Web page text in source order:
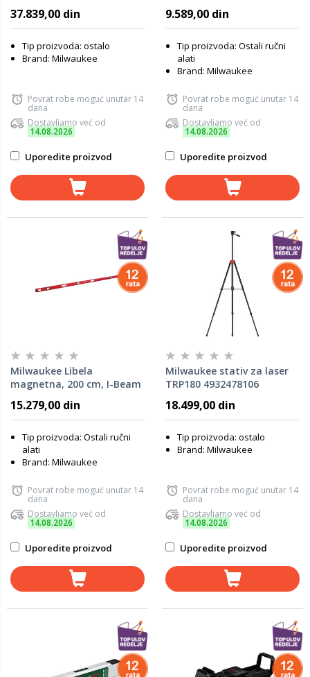
37.839,00 din
Tip proizvoda: ostalo
Brand: Milwaukee
Povrat robe moguć unutar 14
dana
Dostavljamo već od
14.08.2026
Uporedite proizvod
9.589,00 din
Tip proizvoda: Ostali ručni
alati
Brand: Milwaukee
Povrat robe moguć unutar 14
dana
Dostavljamo već od
14.08.2026
Uporedite proizvod
Milwaukee Libela
magnetna, 200 cm, I-Beam
15.279,00 din
Tip proizvoda: Ostali ručni
alati
Brand: Milwaukee
Povrat robe moguć unutar 14
dana
Dostavljamo već od
14.08.2026
Uporedite proizvod
Milwaukee stativ za laser
TRP180 4932478106
18.499,00 din
Tip proizvoda: ostalo
Brand: Milwaukee
Povrat robe moguć unutar 14
dana
Dostavljamo već od
14.08.2026
Uporedite proizvod